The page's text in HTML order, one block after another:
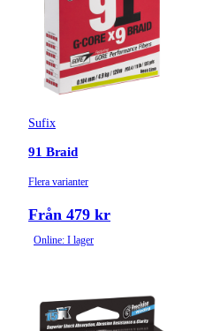
Sufix
91 Braid
Flera varianter
Från 479 kr
Online: I lager